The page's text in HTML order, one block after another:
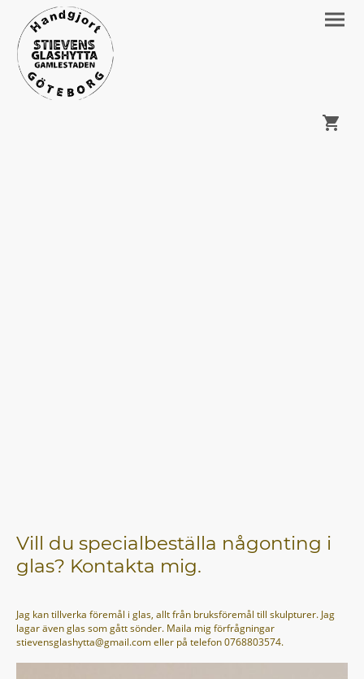
Vill du specialbeställa någonting i
glas? Kontakta mig.
Jag kan tillverka föremål i glas, allt från bruksföremål till skulpturer. Jag
lagar även glas som gått sönder. Maila mig förfrågningar
stievensglashytta@gmail.com eller på telefon 0768803574.